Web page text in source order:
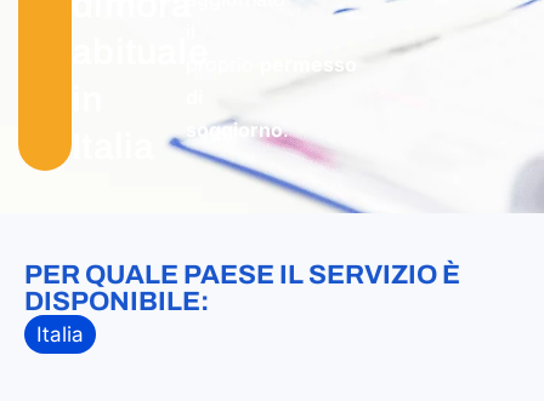
permesso
soggiorno.
PER QUALE PAESE IL SERVIZIO È
DISPONIBILE:
Italia